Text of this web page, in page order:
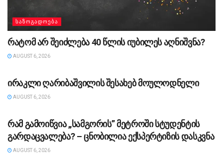
ᲡᲐᲖᲝᲒᲐᲓᲝᲔᲑᲐ
რატომ არ შეიძლება 40 წლის იუბილეს აღნიშვნა?
AUGUST 6, 2026
ირაკლი ღარიბაშვილის შესახებ მოულოდნელი
AUGUST 6, 2026
რამ გამოიწვია „სამგორის” მეტროში სტუდენტის
გარდაცვალება? – ცნობილია ექსპერტიზის დასკვნა
AUGUST 6, 2026